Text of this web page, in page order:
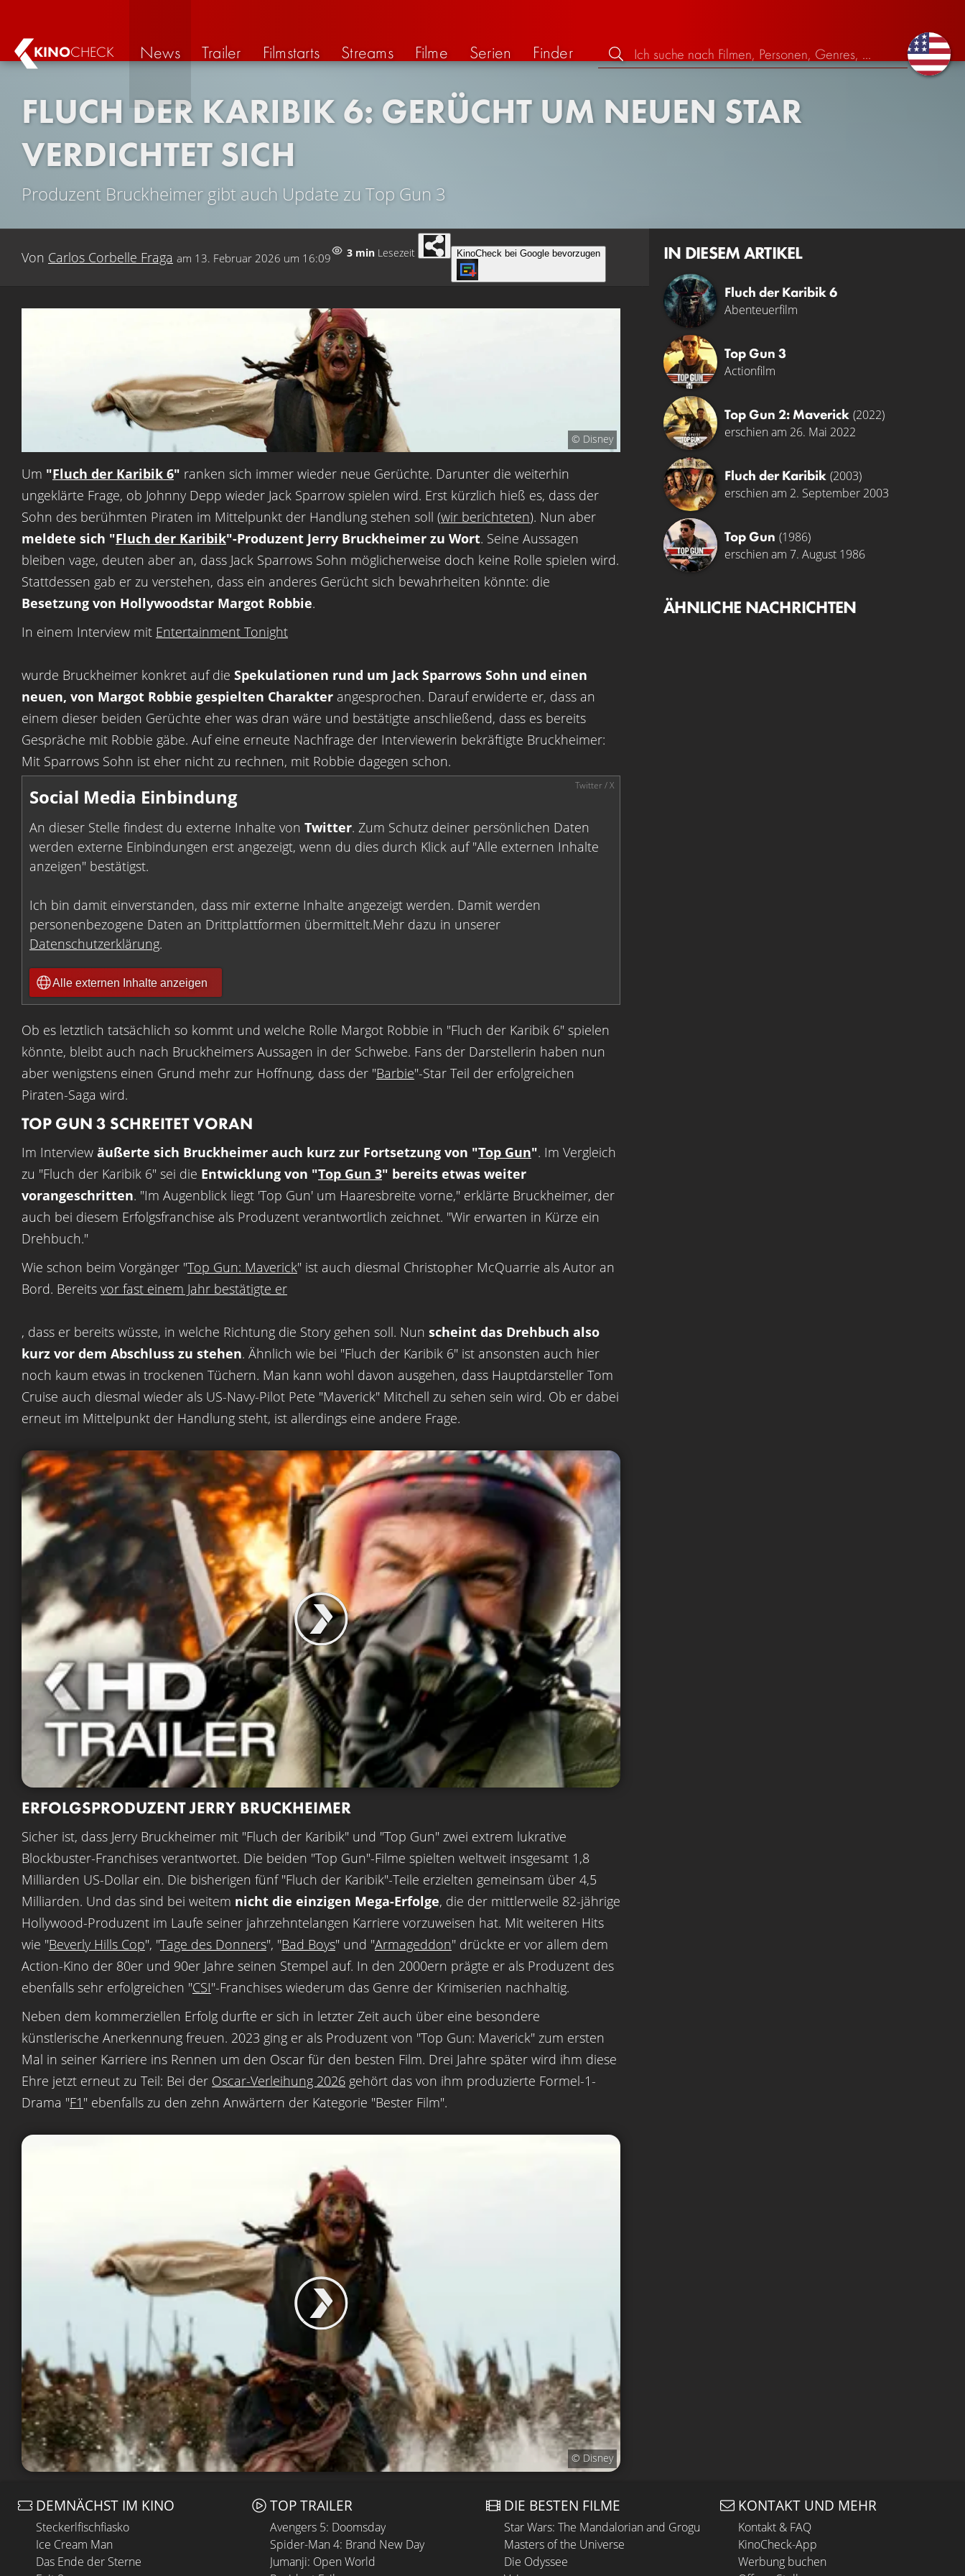
KINOCHECK News Trailer Filmstarts Streams Filme Serien Finder
FLUCH DER KARIBIK 6: GERÜCHT UM NEUEN STAR
VERDICHTET SICH
Produzent Bruckheimer gibt auch Update zu Top Gun 3
Von Carlos Corbelle Fraga am 13. Februar 2026 um 16:09 3 min Lesezeit KinoCheck bei Google bevorzugen
© Disney
Um "Fluch der Karibik 6" ranken sich immer wieder neue Gerüchte. Darunter die weiterhin
ungeklärte Frage, ob Johnny Depp wieder Jack Sparrow spielen wird. Erst kürzlich hieß es, dass der
Sohn des berühmten Piraten im Mittelpunkt der Handlung stehen soll (wir berichteten). Nun aber
meldete sich "Fluch der Karibik"-Produzent Jerry Bruckheimer zu Wort. Seine Aussagen
bleiben vage, deuten aber an, dass Jack Sparrows Sohn möglicherweise doch keine Rolle spielen wird.
Stattdessen gab er zu verstehen, dass ein anderes Gerücht sich bewahrheiten könnte: die
Besetzung von Hollywoodstar Margot Robbie.
In einem Interview mit Entertainment Tonight
wurde Bruckheimer konkret auf die Spekulationen rund um Jack Sparrows Sohn und einen
neuen, von Margot Robbie gespielten Charakter angesprochen. Darauf erwiderte er, dass an
einem dieser beiden Gerüchte eher was dran wäre und bestätigte anschließend, dass es bereits
Gespräche mit Robbie gäbe. Auf eine erneute Nachfrage der Interviewerin bekräftigte Bruckheimer:
Mit Sparrows Sohn ist eher nicht zu rechnen, mit Robbie dagegen schon.
Social Media Einbindung
An dieser Stelle findest du externe Inhalte von Twitter. Zum Schutz deiner persönlichen Daten
werden externe Einbindungen erst angezeigt, wenn du dies durch Klick auf "Alle externen Inhalte
anzeigen" bestätigst.
Ich bin damit einverstanden, dass mir externe Inhalte angezeigt werden. Damit werden
personenbezogene Daten an Drittplattformen übermittelt.Mehr dazu in unserer
Datenschutzerklärung.
Alle externen Inhalte anzeigen
Ob es letztlich tatsächlich so kommt und welche Rolle Margot Robbie in "Fluch der Karibik 6" spielen
könnte, bleibt auch nach Bruckheimers Aussagen in der Schwebe. Fans der Darstellerin haben nun
aber wenigstens einen Grund mehr zur Hoffnung, dass der "Barbie"-Star Teil der erfolgreichen
Piraten-Saga wird.
TOP GUN 3 SCHREITET VORAN
Im Interview äußerte sich Bruckheimer auch kurz zur Fortsetzung von "Top Gun". Im Vergleich
zu "Fluch der Karibik 6" sei die Entwicklung von "Top Gun 3" bereits etwas weiter
vorangeschritten. "Im Augenblick liegt 'Top Gun' um Haaresbreite vorne," erklärte Bruckheimer, der
auch bei diesem Erfolgsfranchise als Produzent verantwortlich zeichnet. "Wir erwarten in Kürze ein
Drehbuch."
Wie schon beim Vorgänger "Top Gun: Maverick" ist auch diesmal Christopher McQuarrie als Autor an
Bord. Bereits vor fast einem Jahr bestätigte er
, dass er bereits wüsste, in welche Richtung die Story gehen soll. Nun scheint das Drehbuch also
kurz vor dem Abschluss zu stehen. Ähnlich wie bei "Fluch der Karibik 6" ist ansonsten auch hier
noch kaum etwas in trockenen Tüchern. Man kann wohl davon ausgehen, dass Hauptdarsteller Tom
Cruise auch diesmal wieder als US-Navy-Pilot Pete "Maverick" Mitchell zu sehen sein wird. Ob er dabei
erneut im Mittelpunkt der Handlung steht, ist allerdings eine andere Frage.
ERFOLGSPRODUZENT JERRY BRUCKHEIMER
Sicher ist, dass Jerry Bruckheimer mit "Fluch der Karibik" und "Top Gun" zwei extrem lukrative
Blockbuster-Franchises verantwortet. Die beiden "Top Gun"-Filme spielten weltweit insgesamt 1,8
Milliarden US-Dollar ein. Die bisherigen fünf "Fluch der Karibik"-Teile erzielten gemeinsam über 4,5
Milliarden. Und das sind bei weitem nicht die einzigen Mega-Erfolge, die der mittlerweile 82-jährige
Hollywood-Produzent im Laufe seiner jahrzehntelangen Karriere vorzuweisen hat. Mit weiteren Hits
wie "Beverly Hills Cop", "Tage des Donners", "Bad Boys" und "Armageddon" drückte er vor allem dem
Action-Kino der 80er und 90er Jahre seinen Stempel auf. In den 2000ern prägte er als Produzent des
ebenfalls sehr erfolgreichen "CSI"-Franchises wiederum das Genre der Krimiserien nachhaltig.
Neben dem kommerziellen Erfolg durfte er sich in letzter Zeit auch über eine besondere
künstlerische Anerkennung freuen. 2023 ging er als Produzent von "Top Gun: Maverick" zum ersten
Mal in seiner Karriere ins Rennen um den Oscar für den besten Film. Drei Jahre später wird ihm diese
Ehre jetzt erneut zu Teil: Bei der Oscar-Verleihung 2026 gehört das von ihm produzierte Formel-1-
Drama "F1 " ebenfalls zu den zehn Anwärtern der Kategorie "Bester Film".
© Disney
IN DIESEM ARTIKEL
Fluch der Karibik 6
Abenteuerfilm
Top Gun 3
Actionfilm
Top Gun 2: Maverick (2022)
erschien am 26. Mai 2022
Fluch der Karibik (2003)
erschien am 2. September 2003
Top Gun (1986)
erschien am 7. August 1986
ÄHNLICHE NACHRICHTEN
DEMNÄCHST IM KINO
Steckerlfischfiasko
Ice Cream Man
Das Ende der Sterne
TOP TRAILER
Avengers 5: Doomsday
Spider-Man 4: Brand New Day
Jumanji: Open World
DIE BESTEN FILME
Star Wars: The Mandalorian and Grogu
Masters of the Universe
Die Odyssee
KONTAKT UND MEHR
Kontakt & FAQ
KinoCheck-App
Werbung buchen